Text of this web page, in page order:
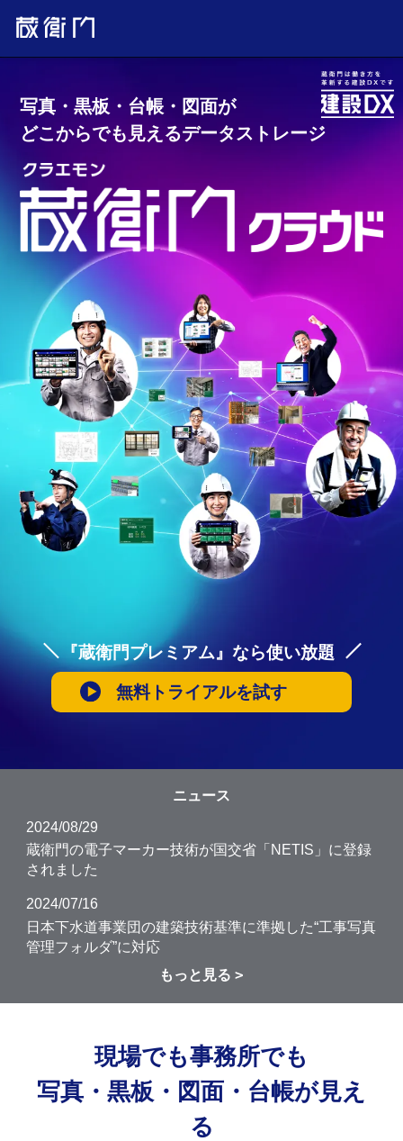
写真・黒板・台帳・図面が
どこからでも見えるデータストレージ
『蔵衛門プレミアム』なら使い放題
無料トライアルを試す
ニュース
2024/08/29
蔵衛門の電子マーカー技術が国交省「NETIS」に登録
されました
2024/07/16
日本下水道事業団の建築技術基準に準拠した“工事写真
管理フォルダ”に対応
もっと見る
現場でも事務所でも
写真・黒板・図面・台帳が見え
る